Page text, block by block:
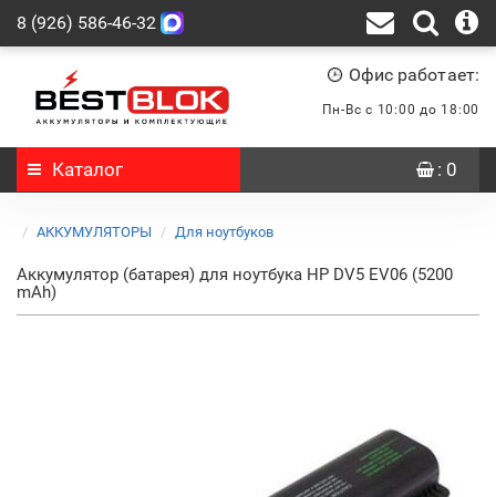
8 (926) 586-46-32
Офис работает:
Пн-Вс с 10:00 до 18:00
Каталог : 0
АККУМУЛЯТОРЫ Для ноутбуков
Аккумулятор (батарея) для ноутбука HP DV5 EV06 (5200
mAh)